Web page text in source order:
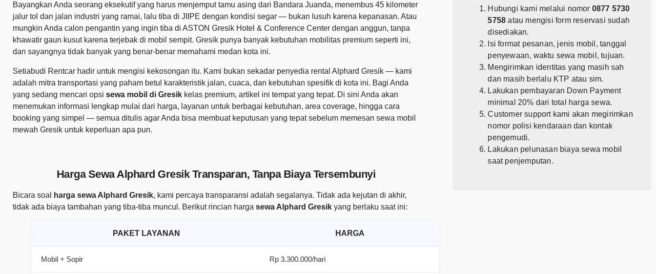
Bayangkan Anda seorang eksekutif yang harus menjemput tamu asing dari Bandara Juanda, menembus 45 kilometer
jalur tol dan jalan industri yang ramai, lalu tiba di JIIPE dengan kondisi segar — bukan lusuh karena kepanasan. Atau
mungkin Anda calon pengantin yang ingin tiba di ASTON Gresik Hotel & Conference Center dengan anggun, tanpa
khawatir gaun kusut karena terjebak di mobil sempit. Gresik punya banyak kebutuhan mobilitas premium seperti ini,
dan sayangnya tidak banyak yang benar-benar memahami medan kota ini.
Setiabudi Rentcar hadir untuk mengisi kekosongan itu. Kami bukan sekadar penyedia rental Alphard Gresik — kami
adalah mitra transportasi yang paham betul karakteristik jalan, cuaca, dan kebutuhan spesifik di kota ini. Bagi Anda
yang sedang mencari opsi sewa mobil di Gresik kelas premium, artikel ini tempat yang tepat. Di sini Anda akan
menemukan informasi lengkap mulai dari harga, layanan untuk berbagai kebutuhan, area coverage, hingga cara
booking yang simpel — semua ditulis agar Anda bisa membuat keputusan yang tepat sebelum memesan sewa mobil
mewah Gresik untuk keperluan apa pun.
Harga Sewa Alphard Gresik Transparan, Tanpa Biaya Tersembunyi
Bicara soal harga sewa Alphard Gresik, kami percaya transparansi adalah segalanya. Tidak ada kejutan di akhir,
tidak ada biaya tambahan yang tiba-tiba muncul. Berikut rincian harga sewa Alphard Gresik yang berlaku saat ini:
PAKET LAYANAN HARGA
Mobil + Sopir Rp 3.300.000/hari
Hubungi kami melalui nomor 0877 5730
5758 atau mengisi form reservasi sudah
disediakan.
Isi format pesanan, jenis mobil, tanggal
penyewaan, waktu sewa mobil, tujuan.
Mengirimkan identitas yang masih sah
dan masih berlalu KTP atau sim.
Lakukan pembayaran Down Payment
minimal 20% dari total harga sewa.
Customer support kami akan megirimkan
nomor polisi kendaraan dan kontak
pengemudi.
Lakukan pelunasan biaya sewa mobil
saat penjemputan.